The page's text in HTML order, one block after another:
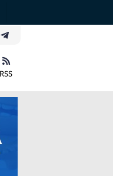
RSS